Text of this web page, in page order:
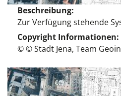
Beschreibung
Zur Verfügung stehende
Copyright Informationen
© © Stadt Jena, Team